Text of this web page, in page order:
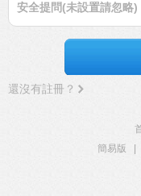
安全提問(未設置請忽略)
還沒有註冊？
簡易版